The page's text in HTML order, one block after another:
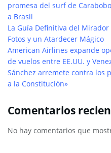
promesa del surf de
a Brasil
La Guía Definitiva del
Fotos y un Atardecer Mágico
American Airlines expande
de vuelos entre EE.UU. y
Sánchez arremete contra los
a la Constitución»
Comentarios
No hay comentarios que